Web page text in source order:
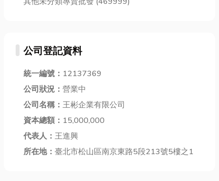
公司登記資料
統一編號： 12137369
公司狀況： 營業中
公司名稱： 王彬企業有限公司
資本總額： 15,000,000
代表人： 王進興
所在地： 臺北市松山區南京東路5段213號5樓之1